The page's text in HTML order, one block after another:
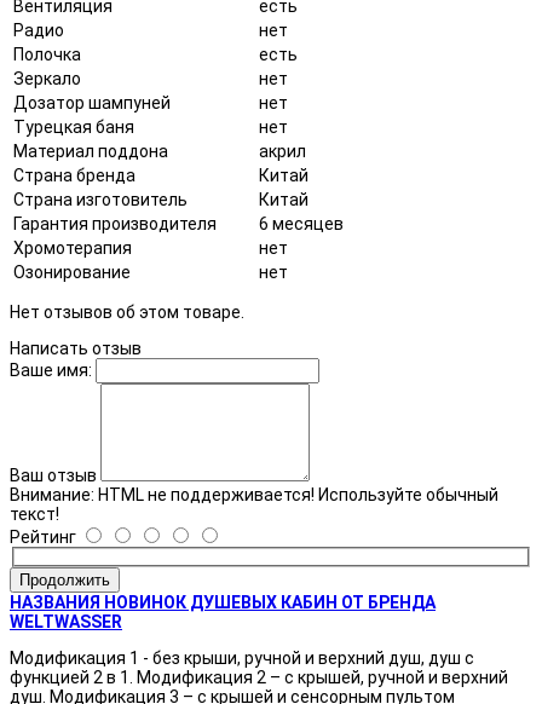
Вентиляция
есть
Радио
нет
Полочка
есть
Зеркало
нет
Дозатор шампуней
нет
Турецкая баня
нет
Материал поддона
акрил
Страна бренда
Китай
Страна изготовитель
Китай
Гарантия производителя
6 месяцев
Хромотерапия
нет
Озонирование
нет
Нет отзывов об этом товаре.
Написать отзыв
Ваше имя:
Ваш отзыв
Внимание: HTML не поддерживается! Используйте обычный
текст!
Рейтинг
Продолжить
НАЗВАНИЯ НОВИНОК ДУШЕВЫХ КАБИН ОТ БРЕНДА
WELTWASSER
Модификация 1 - без крыши, ручной и верхний душ, душ с
функцией 2 в 1. Модификация 2 – с крышей, ручной и верхний
душ. Модификация 3 – с крышей и сенсорным пультом